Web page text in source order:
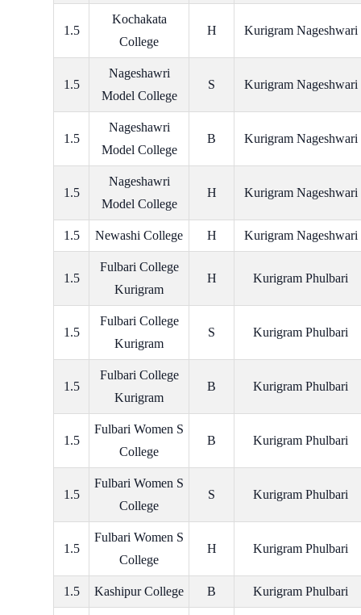
1.5
Kochakata
College
H Kurigram Nageshwari
1.5
Nageshawri
Model College
S Kurigram Nageshwari
1.5
Nageshawri
Model College
B Kurigram Nageshwari
1.5
Nageshawri
Model College
H Kurigram Nageshwari
1.5 Newashi College H Kurigram Nageshwari
1.5
Fulbari College
Kurigram
H Kurigram Phulbari
1.5
Fulbari College
Kurigram
S Kurigram Phulbari
1.5
Fulbari College
Kurigram
B Kurigram Phulbari
1.5
Fulbari Women S
College
B Kurigram Phulbari
1.5
Fulbari Women S
College
S Kurigram Phulbari
1.5
Fulbari Women S
College
H Kurigram Phulbari
1.5 Kashipur College B Kurigram Phulbari